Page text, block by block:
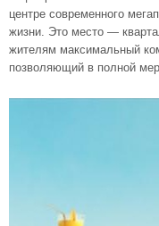
центре современного
жизни. Это место —
жителям максимальный
позволяющий в полной